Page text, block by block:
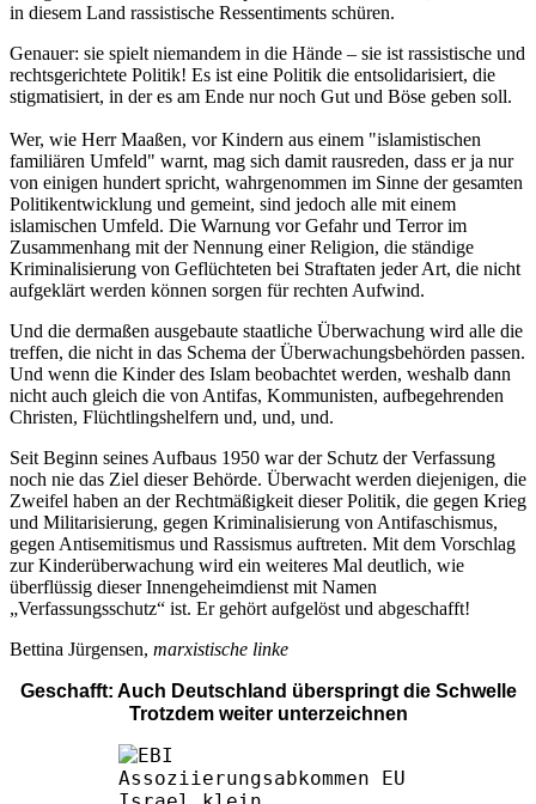
in diesem Land rassistische Ressentiments schüren.
Genauer: sie spielt niemandem in die Hände – sie ist rassistische und
rechtsgerichtete Politik! Es ist eine Politik die entsolidarisiert, die
stigmatisiert, in der es am Ende nur noch Gut und Böse geben soll.
Wer, wie Herr Maaßen, vor Kindern aus einem "islamistischen
familiären Umfeld" warnt, mag sich damit rausreden, dass er ja nur
von einigen hundert spricht, wahrgenommen im Sinne der gesamten
Politikentwicklung und gemeint, sind jedoch alle mit einem
islamischen Umfeld. Die Warnung vor Gefahr und Terror im
Zusammenhang mit der Nennung einer Religion, die ständige
Kriminalisierung von Geflüchteten bei Straftaten jeder Art, die nicht
aufgeklärt werden können sorgen für rechten Aufwind.
Und die dermaßen ausgebaute staatliche Überwachung wird alle die
treffen, die nicht in das Schema der Überwachungsbehörden passen.
Und wenn die Kinder des Islam beobachtet werden, weshalb dann
nicht auch gleich die von Antifas, Kommunisten, aufbegehrenden
Christen, Flüchtlingshelfern und, und, und.
Seit Beginn seines Aufbaus 1950 war der Schutz der Verfassung
noch nie das Ziel dieser Behörde. Überwacht werden diejenigen, die
Zweifel haben an der Rechtmäßigkeit dieser Politik, die gegen Krieg
und Militarisierung, gegen Kriminalisierung von Antifaschismus,
gegen Antisemitismus und Rassismus auftreten. Mit dem Vorschlag
zur Kinderüberwachung wird ein weiteres Mal deutlich, wie
überflüssig dieser Innengeheimdienst mit Namen
„Verfassungsschutz“ ist. Er gehört aufgelöst und abgeschafft!
Bettina Jürgensen, marxistische linke
Geschafft: Auch Deutschland überspringt die Schwelle
Trotzdem weiter unterzeichnen